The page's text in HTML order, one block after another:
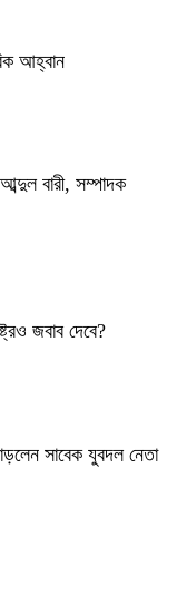
আহ্বান
বারী, সম্পাদক
জবাব দেবে?
সাবেক যুবদল নেতা